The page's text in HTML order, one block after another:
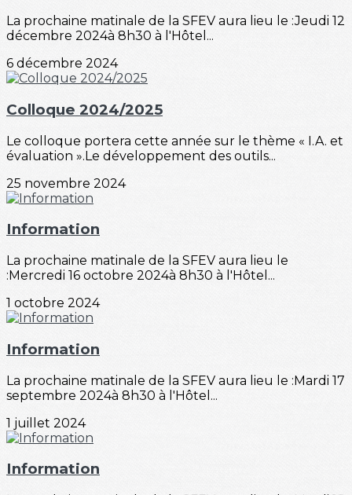
La prochaine matinale de la SFEV aura lieu le :Jeudi 12
décembre 2024à 8h30 à l'Hôtel...
6 décembre 2024
Colloque 2024/2025
Le colloque portera cette année sur le thème « I.A. et
évaluation ».Le développement des outils...
25 novembre 2024
Information
La prochaine matinale de la SFEV aura lieu le
:Mercredi 16 octobre 2024à 8h30 à l'Hôtel...
1 octobre 2024
Information
La prochaine matinale de la SFEV aura lieu le :Mardi 17
septembre 2024à 8h30 à l'Hôtel...
1 juillet 2024
Information